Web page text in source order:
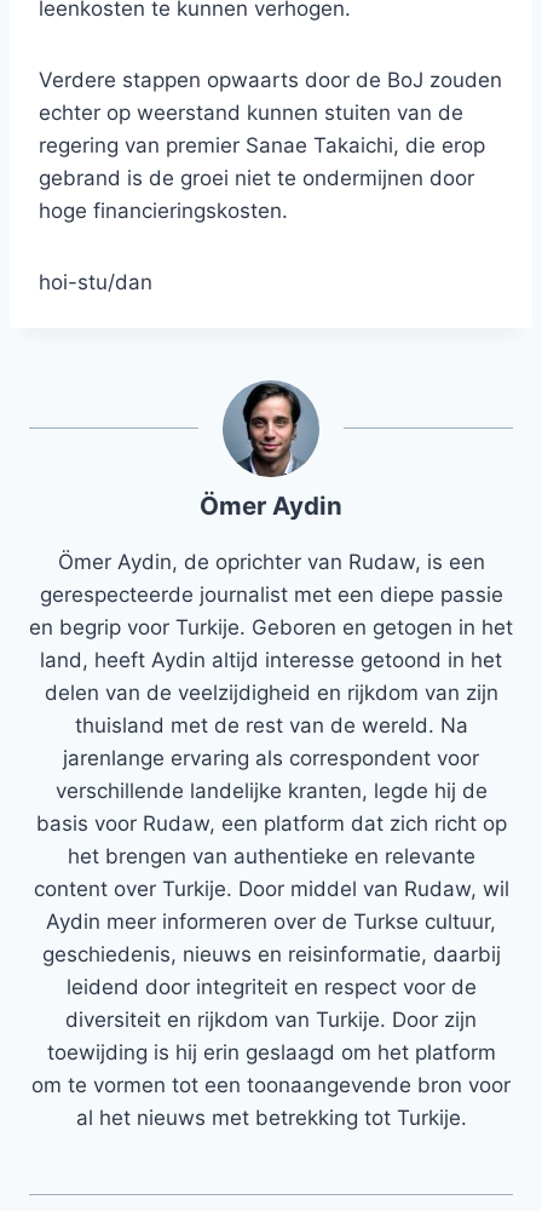
leenkosten te kunnen verhogen.
Verdere stappen opwaarts door de BoJ zouden
echter op weerstand kunnen stuiten van de
regering van premier Sanae Takaichi, die erop
gebrand is de groei niet te ondermijnen door
hoge financieringskosten.
hoi-stu/dan
Ömer Aydin
Ömer Aydin, de oprichter van Rudaw, is een
gerespecteerde journalist met een diepe passie
en begrip voor Turkije. Geboren en getogen in het
land, heeft Aydin altijd interesse getoond in het
delen van de veelzijdigheid en rijkdom van zijn
thuisland met de rest van de wereld. Na
jarenlange ervaring als correspondent voor
verschillende landelijke kranten, legde hij de
basis voor Rudaw, een platform dat zich richt op
het brengen van authentieke en relevante
content over Turkije. Door middel van Rudaw, wil
Aydin meer informeren over de Turkse cultuur,
geschiedenis, nieuws en reisinformatie, daarbij
leidend door integriteit en respect voor de
diversiteit en rijkdom van Turkije. Door zijn
toewijding is hij erin geslaagd om het platform
om te vormen tot een toonaangevende bron voor
al het nieuws met betrekking tot Turkije.